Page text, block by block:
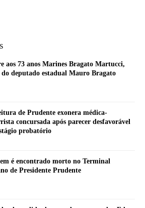
aos 73 anos Marines Bragato Martucci,
deputado estadual Mauro Bragato
de Prudente exonera médica-
concursada após parecer desfavorável
probatório
é encontrado morto no Terminal
de Presidente Prudente